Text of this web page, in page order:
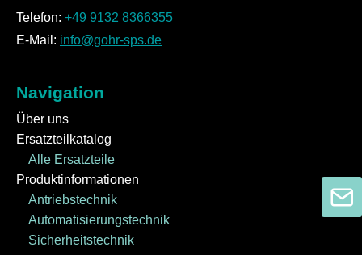
Telefon: +49 9132 8366355
E-Mail: info@gohr-sps.de
Navigation
Über uns
Ersatzteilkatalog
Alle Ersatzteile
Produktinformationen
Antriebstechnik
Automatisierungstechnik
Sicherheitstechnik